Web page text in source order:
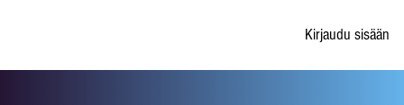
Kirjaudu sisään